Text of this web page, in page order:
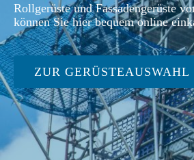
Rollgerüste und Fassadengerüste
können Sie hier bequem online
ZUR GERÜSTEAUSWAHL